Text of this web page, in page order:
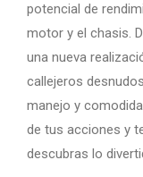
potencial de
motor y el chasis.
una nueva
callejeros
manejo y
de tus acciones y
descubras lo